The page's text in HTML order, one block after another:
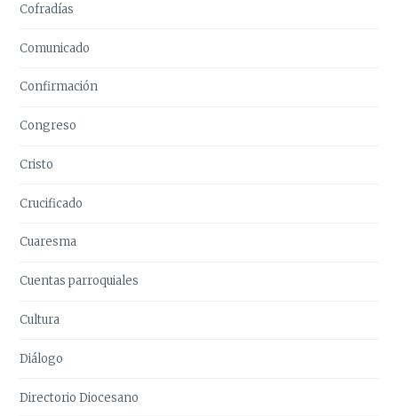
Cofradías
Comunicado
Confirmación
Congreso
Cristo
Crucificado
Cuaresma
Cuentas parroquiales
Cultura
Diálogo
Directorio Diocesano